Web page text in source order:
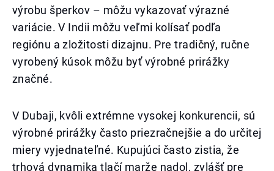
výrobu šperkov – môžu vykazovať výrazné
variácie. V Indii môžu veľmi kolísať podľa
regiónu a zložitosti dizajnu. Pre tradičný, ručne
vyrobený kúsok môžu byť výrobné prirážky
značné.
V Dubaji, kvôli extrémne vysokej konkurencii, sú
výrobné prirážky často priezračnejšie a do určitej
miery vyjednateľné. Kupujúci často zistia, že
trhová dynamika tlačí marže nadol, zvlášť pre